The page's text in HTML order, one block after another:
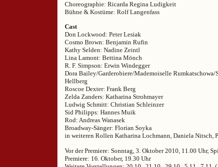
Choreographie: Ricarda Regina Ludigkeit
Bühne & Kostüme: Rolf Langenfass
Cast
Don Lockwood: Peter Lesiak
Cosmo Brown: Benjamin Rufin
Kathy Selden: Nadine Zeintl
Lina Lamont: Bettina Mönch
R. F. Simpson: Erwin Windegger
Dora Bailey/Garderobiere/Mademoiselle Rumkatschowa/
Hellberg
Roscoe Dexter: Frank Berg
Zelda Zanders: Katharina Strohmayer
Ludwig Schmitt: Christian Schleinzer
Sid Philipps: Hannes Muik
Rod: Andreas Wanasek
Broadway-Sänger: Florian Soyka
in weiteren Rollen Katharina Lochmann, Daniela Nitsch,
Vor der Premiere: Sonntag, 3. Oktober 2010, 11.00 Uhr,
Premiere: 16. Oktober, 19.30 Uhr